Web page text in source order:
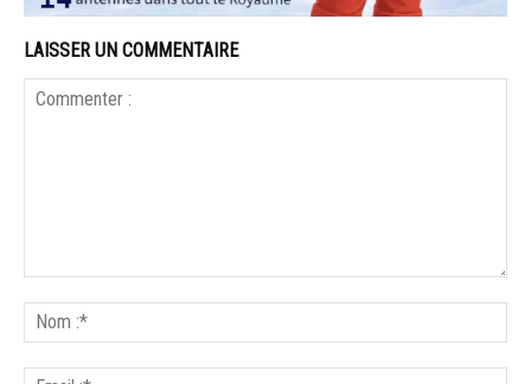
LAISSER UN COMMENTAIRE